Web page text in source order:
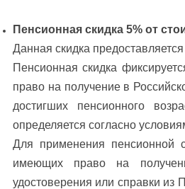
Пенсионная скидка 5% от
Данная скидка
Пенсионная скидка
право на получение в
достигших пенсионного
определяется согласно
Для применения пенсионной
имеющих право на
удостоверения или справки из